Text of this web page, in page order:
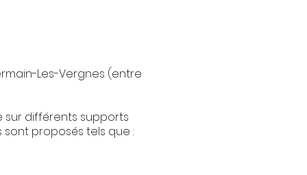
Les-Vergnes (entre
sur différents supports
sont proposés tels que :